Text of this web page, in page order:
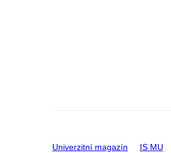
Univerzitní magazín IS MU